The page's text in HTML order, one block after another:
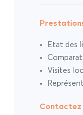
Etat des
Visites
Contactez